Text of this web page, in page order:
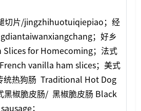
切片/jingzhihuotuiqiepiao；经
；好乡
Slices for Homecoming；法式
vanilla ham slices；美式
统热狗肠 Traditional Hot Dog
黑椒脆皮肠/ 黑椒脆皮肠 Black
；